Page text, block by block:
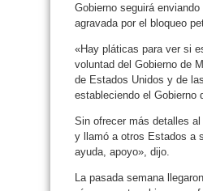
Gobierno seguirá
agravada por el bloqueo
«Hay pláticas para ver si
voluntad del Gobierno de
de Estados Unidos y de
estableciendo el Gobierno
Sin ofrecer más detalles
y llamó a otros Estados a
ayuda, apoyo», dijo.
La pasada semana